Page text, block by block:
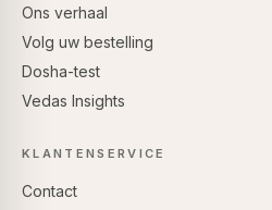
Ons verhaal
Volg uw bestelling
Dosha-test
Vedas Insights
KLANTENSERVICE
Contact